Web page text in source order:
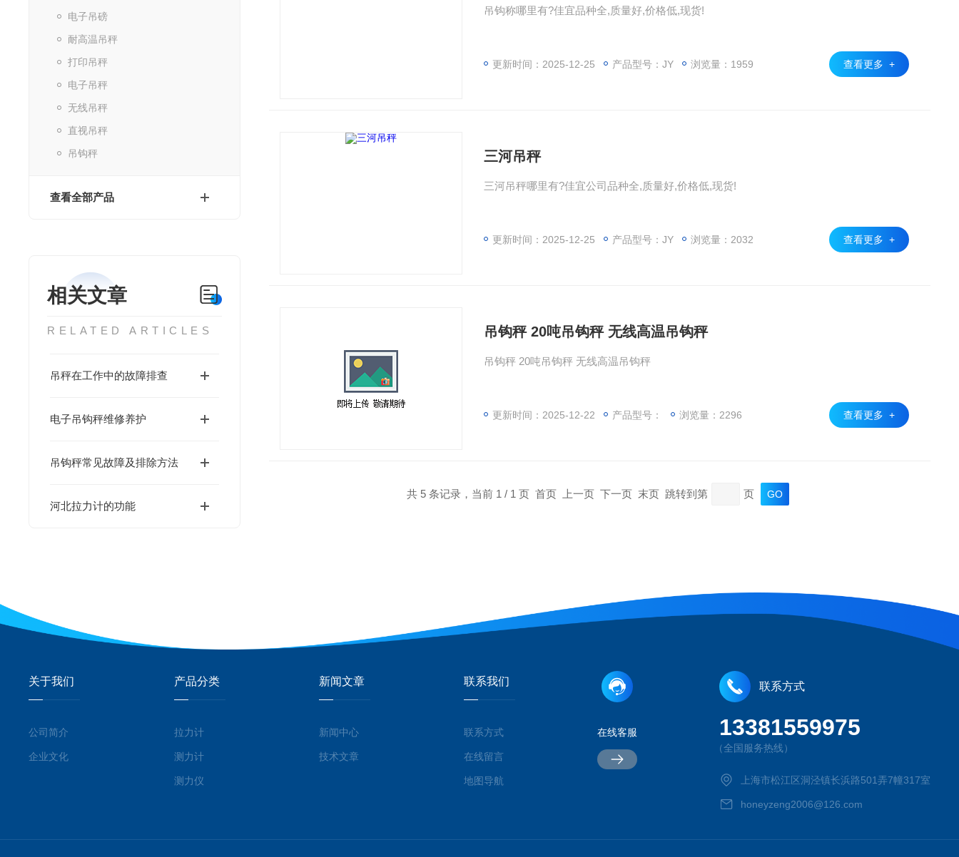
电子吊磅
耐高温吊秤
打印吊秤
电子吊秤
无线吊秤
直视吊秤
吊钩秤
查看全部产品
相关文章
RELATED ARTICLES
吊秤在工作中的故障排查
电子吊钩秤维修养护
吊钩秤常见故障及排除方法
河北拉力计的功能
吊钩称哪里有?佳宜品种全,质量好,价格低,现货!
更新时间：2025-12-25 产品型号：JY 浏览量：1959 查看更多 +
三河吊秤
三河吊秤哪里有?佳宜公司品种全,质量好,价格低,现货!
更新时间：2025-12-25 产品型号：JY 浏览量：2032 查看更多 +
吊钩秤 20吨吊钩秤 无线高温吊钩秤
吊钩秤 20吨吊钩秤 无线高温吊钩秤
更新时间：2025-12-22 产品型号： 浏览量：2296 查看更多 +
共 5 条记录，当前 1 / 1 页 首页 上一页 下一页 末页 跳转到第 页
关于我们
公司简介
企业文化
产品分类
拉力计
测力计
测力仪
新闻文章
新闻中心
技术文章
联系我们
联系方式
在线留言
地图导航
在线客服
联系方式
13381559975
（全国服务热线）
上海市松江区洞泾镇长浜路501弄7幢317室
honeyzeng2006@126.com